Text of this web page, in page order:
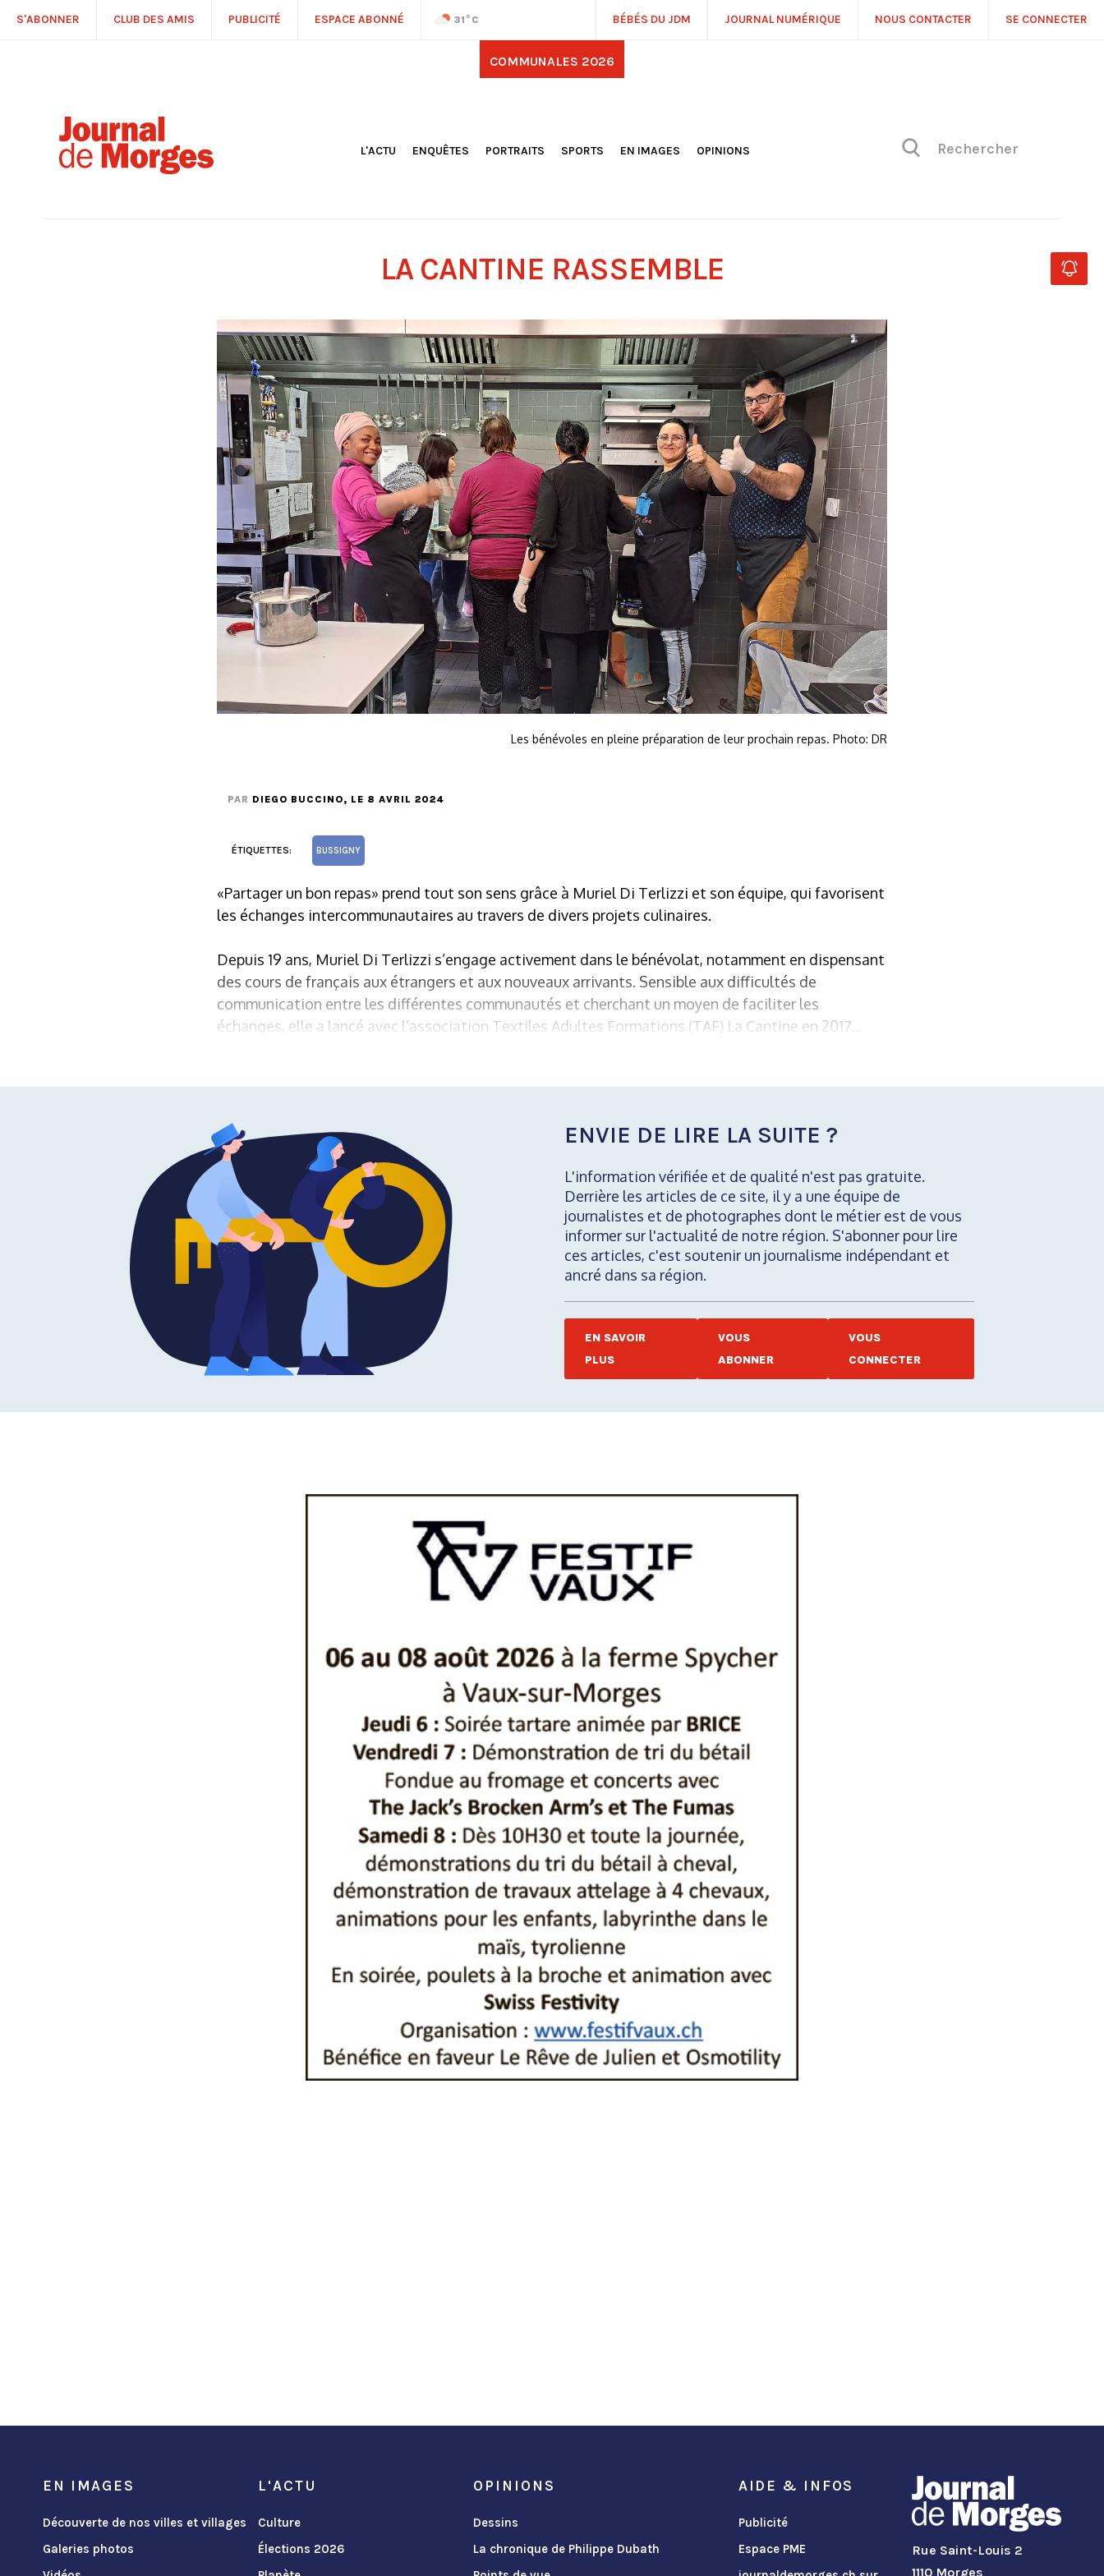
S'ABONNER CLUB DES AMIS PUBLICITÉ ESPACE ABONNÉ 31 °C BÉBÉS DU JDM JOURNAL NUMÉRIQUE NOUS CONTACTER SE CONNECTER
COMMUNALES 2026
L'ACTU
CULTURE
PLANÈTE
ENQUÊTES PORTRAITS
SPORTS
EN IMAGES
OPINIONS
LA CANTINE RASSEMBLE
Les bénévoles en pleine préparation de leur prochain repas. Photo: DR
PAR DIEGO BUCCINO, LE 8 AVRIL 2024
ÉTIQUETTES: BUSSIGNY
«Partager un bon repas» prend tout son sens grâce à Muriel Di Terlizzi et son équipe, qui favorisent
les échanges intercommunautaires au travers de divers projets culinaires.
Depuis 19 ans, Muriel Di Terlizzi s’engage activement dans le bénévolat, notamment en dispensant
des cours de français aux étrangers et aux nouveaux arrivants. Sensible aux difficultés de
communication entre les différentes communautés et cherchant un moyen de faciliter les
échanges, elle a lancé avec l’association Textiles Adultes Formations (TAF) La Cantine en 2017...
ENVIE DE LIRE LA SUITE ?
L'information vérifiée et de qualité n'est pas gratuite.
Derrière les articles de ce site, il y a une équipe de
journalistes et de photographes dont le métier est de vous
informer sur l'actualité de notre région. S'abonner pour lire
ces articles, c'est soutenir un journalisme indépendant et
ancré dans sa région.
EN SAVOIR
PLUS
VOUS
ABONNER
VOUS
CONNECTER
EN IMAGES
Découverte de nos villes et villages
Galeries photos
L'ACTU
Culture
Élections 2026
OPINIONS
Dessins
La chronique de Philippe Dubath
AIDE & INFOS
Publicité
Espace PME
Rue Saint-Louis 2
1110 Morges